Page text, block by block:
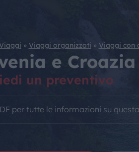
» Viaggi organizzati » Viaggi con
e Croazia
un preventivo
per tutte le informazioni su